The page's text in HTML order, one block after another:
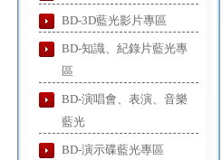
BD-3D藍光影片專區
BD-知識、紀錄片藍光專
區
BD-演唱會、表演、音樂
藍光
BD-演示碟藍光專區